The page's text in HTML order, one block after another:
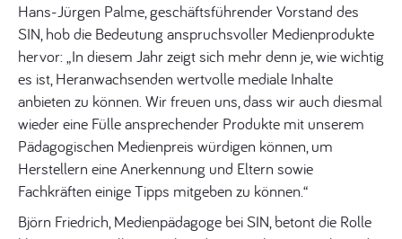
Hans-Jürgen Palme, geschäftsführender Vorstand des
SIN, hob die Bedeutung anspruchsvoller Medienprodukte
hervor: „In diesem Jahr zeigt sich mehr denn je, wie wichtig
es ist, Heranwachsenden wertvolle mediale Inhalte
anbieten zu können. Wir freuen uns, dass wir auch diesmal
wieder eine Fülle ansprechender Produkte mit unserem
Pädagogischen Medienpreis würdigen können, um
Herstellern eine Anerkennung und Eltern sowie
Fachkräften einige Tipps mitgeben zu können.“
Björn Friedrich, Medienpädagoge bei SIN, betont die Rolle